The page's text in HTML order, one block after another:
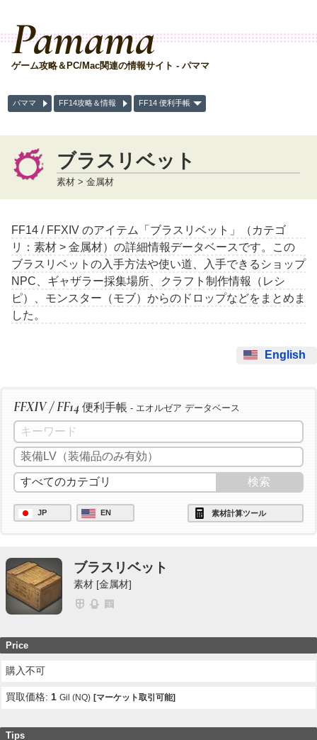
Pamama
ゲーム攻略＆PC/Mac関連の情報サイト - パママ
パママ FF14攻略＆情報 FF14 便利手帳
ブラスリベット
素材 > 金属材
FF14 / FFXIV のアイテム「ブラスリベット」（カテゴ
リ：素材 > 金属材）の詳細情報データベースです。この
ブラスリベットの入手方法や使い道、入手できるショップ
NPC、ギャザラー採集場所、クラフト制作情報（レシ
ピ）、モンスター（モブ）からのドロップなどをまとめま
した。
English
FFXIV / FF14 便利手帳 - エオルゼア データベース
JP EN 素材計算ツール
ブラスリベット
素材 [金属材]
Price
購入不可
買取価格:1 Gil (NQ) [マーケット取引可能]
Tips